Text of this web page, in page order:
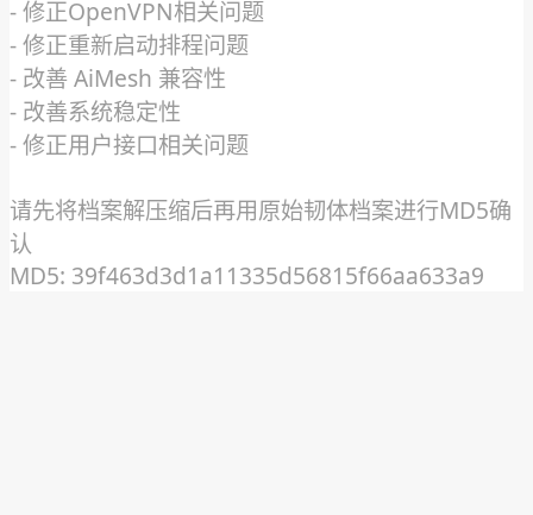
- 修正OpenVPN相关问题
- 修正重新启动排程问题
- 改善 AiMesh 兼容性
- 改善系统稳定性
- 修正用户接口相关问题
请先将档案解压缩后再用原始韧体档案进行MD5确
认
MD5: 39f463d3d1a11335d56815f66aa633a9